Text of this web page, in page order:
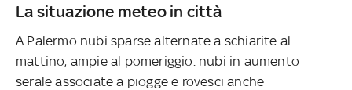
La situazione meteo in città
A Palermo nubi sparse alternate a schiarite al
mattino, ampie al pomeriggio. nubi in aumento
serale associate a piogge e rovesci anche